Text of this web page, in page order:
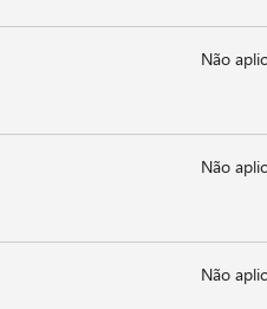
Não
Não
Não